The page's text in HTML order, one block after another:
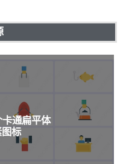
卡通扁平体
图标